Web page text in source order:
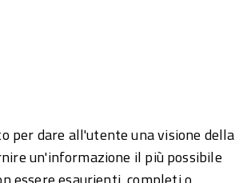
per dare all'utente una visione della
un'informazione il più possibile